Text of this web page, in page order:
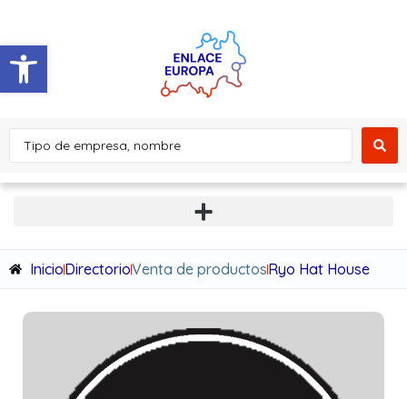
Abrir barra de herramientas
InicioDirectorioVenta de productosRyo Hat House